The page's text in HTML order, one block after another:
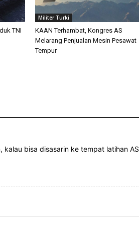
TNI
Militer Turki
KAAN Terhambat, Kongres AS
Melarang Penjualan Mesin Pesawat
Tempur
bisa disasarin ke tempat latihan AS